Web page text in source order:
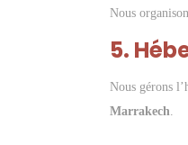
Nous
5.
Nous gérons
Marrakech.